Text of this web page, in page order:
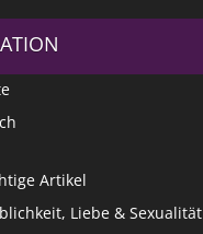
Artikel
Liebe & Sexualität